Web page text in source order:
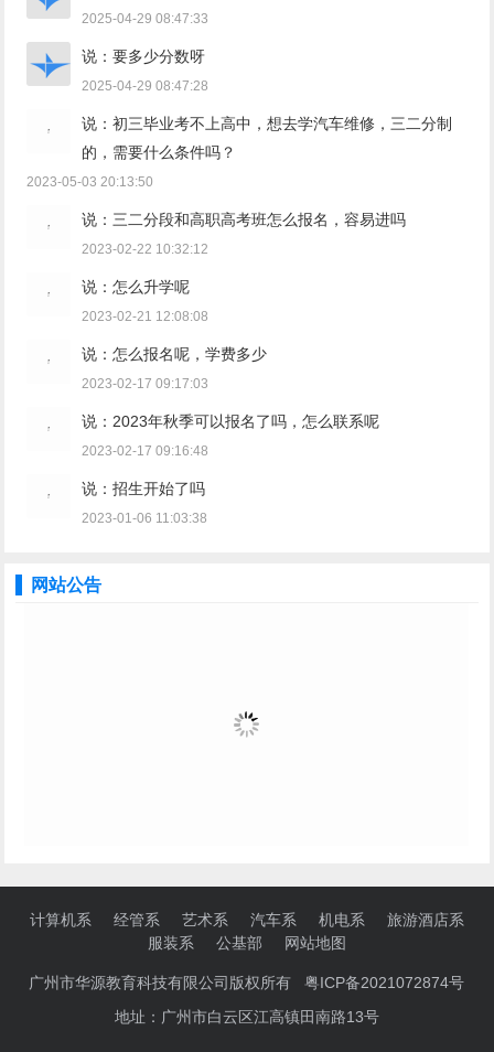
2025-04-29 08:47:33
说：要多少分数呀
2025-04-29 08:47:28
说：初三毕业考不上高中，想去学汽车维修，三二分制
的，需要什么条件吗？
2023-05-03 20:13:50
说：三二分段和高职高考班怎么报名，容易进吗
2023-02-22 10:32:12
说：怎么升学呢
2023-02-21 12:08:08
说：怎么报名呢，学费多少
2023-02-17 09:17:03
说：2023年秋季可以报名了吗，怎么联系呢
2023-02-17 09:16:48
说：招生开始了吗
2023-01-06 11:03:38
网站公告
计算机系 经管系 艺术系 汽车系 机电系
旅游酒店系
服装系
公基部 网站地图
广州市华源教育科技有限公司版权所有粤ICP备2021072874号
地址：广州市白云区江高镇田南路13号